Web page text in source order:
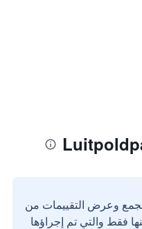
وعرض التقييمات من
فقط والتي تم إجراؤها